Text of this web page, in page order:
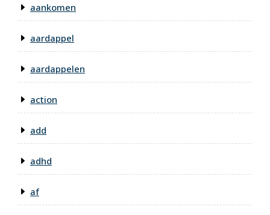
aankomen
aardappel
aardappelen
action
add
adhd
af